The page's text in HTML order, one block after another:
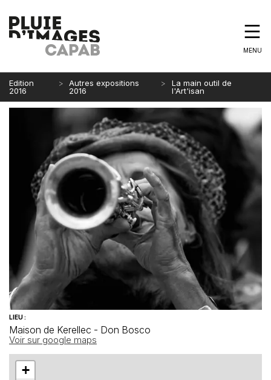
MENU
Edition
2016
Autres expositions
2016
La main outil de
l'Art'isan
LIEU :
Maison de Kerellec - Don Bosco
Voir sur google maps
+